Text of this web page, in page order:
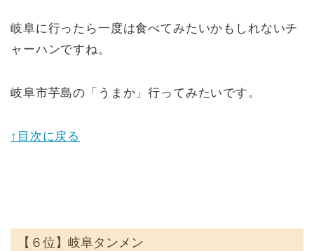
岐阜に行ったら一度は食べてみたいかもしれないチ
ャーハンですね。
岐阜市芋島の「うまか」行ってみたいです。
↑目次に戻る
【６位】岐阜タンメン